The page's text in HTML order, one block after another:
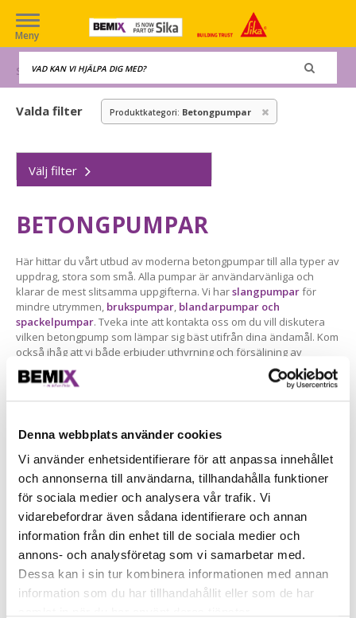
Denna webbplats använder cookies
Vi använder enhetsidentifierare för att anpassa innehållet
och annonserna till användarna, tillhandahålla funktioner
för sociala medier och analysera vår trafik. Vi
vidarebefordrar även sådana identifierare och annan
information från din enhet till de sociala medier och
annons- och analysföretag som vi samarbetar med.
Dessa kan i sin tur kombinera informationen med annan
information som du har tillhandahållit eller som de har
Meny
Start Maskiner Betongpumpar
Valda filter Produktkategori: Betongpumpar
Välj filter
BETONGPUMPAR
Här hittar du vårt utbud av moderna betongpumpar till alla typer av
uppdrag, stora som små. Alla pumpar är användarvänliga och
klarar de mest slitsamma uppgifterna. Vi harslangpumparför
mindre utrymmen, brukspumpar, blandarpumpar och
spackelpumpar. Tveka inte att kontakta oss om du vill diskutera
vilken betongpump som lämpar sig bäst utifrån dina ändamål. Kom
också ihåg att vi både erbjuder uthyrning och försäljning av
pumparna.
S 30 HD 40
Läs mer
S 44
Läs mer